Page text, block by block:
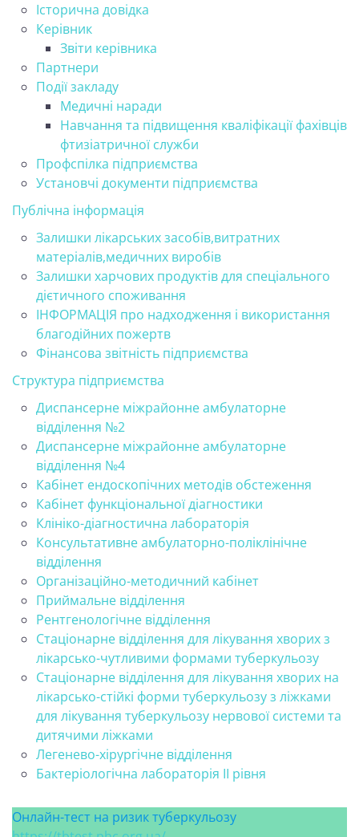
Історична довідка
Керівник
Звіти керівника
Партнери
Події закладу
Медичні наради
Навчання та підвищення кваліфікації фахівців
фтизіатричної служби
Профспілка підприємства
Установчі документи підприємства
Публічна інформація
Залишки лікарських засобів,витратних
матеріалів,медичних виробів
Залишки харчових продуктів для спеціального
дієтичного споживання
ІНФОРМАЦІЯ про надходження і використання
благодійних пожертв
Фінансова звітність підприємства
Структура підприємства
Диспансерне міжрайонне амбулаторне
відділення №2
Диспансерне міжрайонне амбулаторне
відділення №4
Кабінет ендоскопічних методів обстеження
Кабінет функціональної діагностики
Клініко-діагностична лабораторія
Консультативне амбулаторно-поліклінічне
відділення
Організаційно-методичний кабінет
Приймальне відділення
Рентгенологічне відділення
Стаціонарне відділення для лікування хворих з
лікарсько-чутливими формами туберкульозу
Стаціонарне відділення для лікування хворих на
лікарсько-стійкі форми туберкульозу з ліжками
для лікування туберкульозу нервової системи та
дитячими ліжками
Легенево-хірургічне відділення
Бактеріологічна лабораторія ІІ рівня
Онлайн-тест на ризик туберкульозу